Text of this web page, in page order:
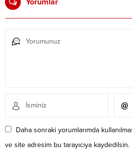
Daha sonraki yorumlarımda
ve site adresim bu tarayıcıya kaydedilsin.